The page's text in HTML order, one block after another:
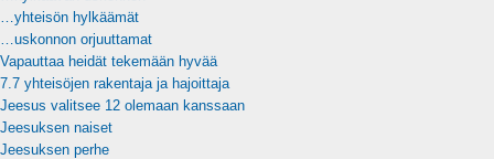
…yhteisön hylkäämät
…uskonnon orjuuttamat
Vapauttaa heidät tekemään hyvää
7.7 yhteisöjen rakentaja ja hajoittaja
Jeesus valitsee 12 olemaan kanssaan
Jeesuksen naiset
Jeesuksen perhe